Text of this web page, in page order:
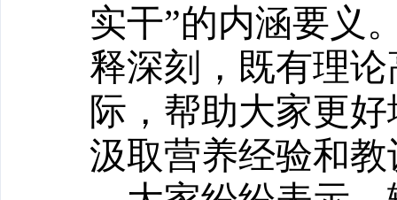
实干”的内涵要义
释深刻，既有理
际，帮助大家更
汲取营养经验和